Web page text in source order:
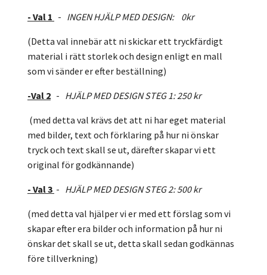
- Val 1 - INGEN HJÄLP MED DESIGN: 0kr
(Detta val innebär att ni skickar ett tryckfärdigt
material i rätt storlek och design enligt en mall
som vi sänder er efter beställning)
-Val 2 - HJÄLP MED DESIGN STEG 1: 250 kr
(med detta val krävs det att ni har eget material
med bilder, text och förklaring på hur ni önskar
tryck och text skall se ut, därefter skapar vi ett
original för godkännande)
- Val 3 - HJÄLP MED DESIGN STEG 2: 500 kr
(med detta val hjälper vi er med ett förslag som vi
skapar efter era bilder och information på hur ni
önskar det skall se ut, detta skall sedan godkännas
före tillverkning)